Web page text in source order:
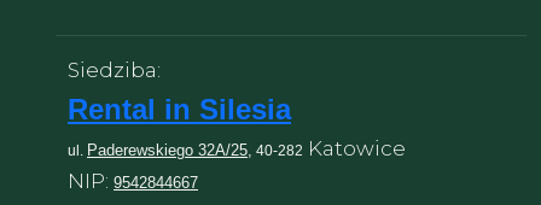
Siedziba:
Rental in Silesia
ul. Paderewskiego 32A/25, 40-282 Katowice
NIP: 9542844667